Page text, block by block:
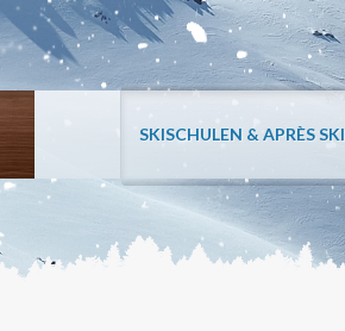
SKISCHULEN & APRÈS SKI